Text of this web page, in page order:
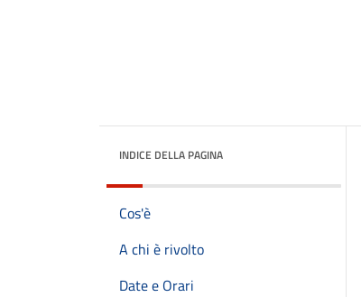
INDICE DELLA PAGINA
Cos'è
A chi è rivolto
Date e Orari